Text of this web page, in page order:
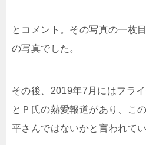
とコメント。その写真の一枚
の写真でした。
その後、2019年7月にはフラ
とＰ氏の熱愛報道があり、こ
平さんではないかと言われてい